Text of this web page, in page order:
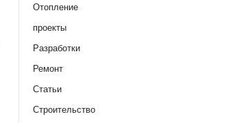
Отопление
проекты
Разработки
Ремонт
Статьи
Строительство